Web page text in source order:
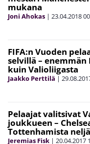
mukana
Joni Ahokas | 23.04.2018
FIFA:n Vuoden
selvillä – enemmän
kuin Valioliigasta
Jaakko Perttilä |
Pelaajat valitsivat
joukkueen –
Tottenhamista
Jeremias Fisk | 20.04.2017